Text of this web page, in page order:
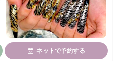
ネットで予約する